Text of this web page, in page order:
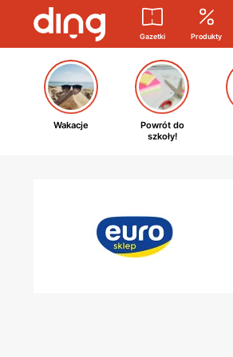
Gazetki Produkty
Wakacje
Powrót do
szkoły!